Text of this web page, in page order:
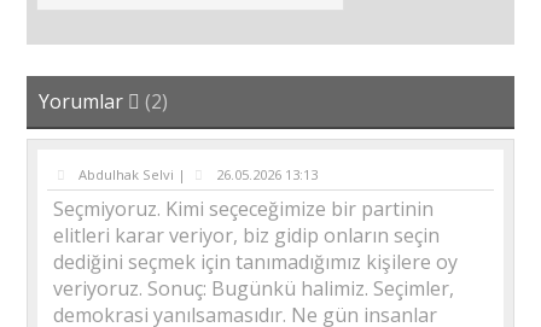
Yorumlar (2)
Abdulhak Selvi | 26.05.2026 13:13
Seçmiyoruz. Kimi seçeceğimize bir partinin
elitleri karar veriyor, biz gidip onların seçin
dediğini seçmek için tanımadığımız kişilere oy
veriyoruz. Sonuç: Bugünkü halimiz. Seçimler,
demokrasi yanılsamasıdır. Ne gün insanlar